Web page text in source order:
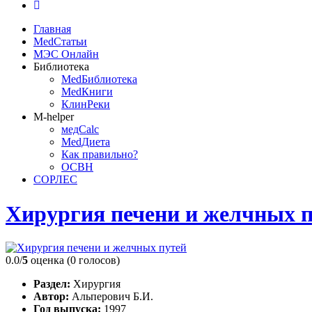
Главная
MedСтатьи
МЭС Онлайн
Библиотека
MedБиблиотека
MedКниги
КлинРеки
M-helper
медCalc
MedДиета
Как правильно?
ОСВН
СОРЛЕС
Хирургия печени и желчных
0.0/5 оценка (0 голосов)
Раздел: Хирургия
Автор: Альперович Б.И.
Год выпуска: 1997